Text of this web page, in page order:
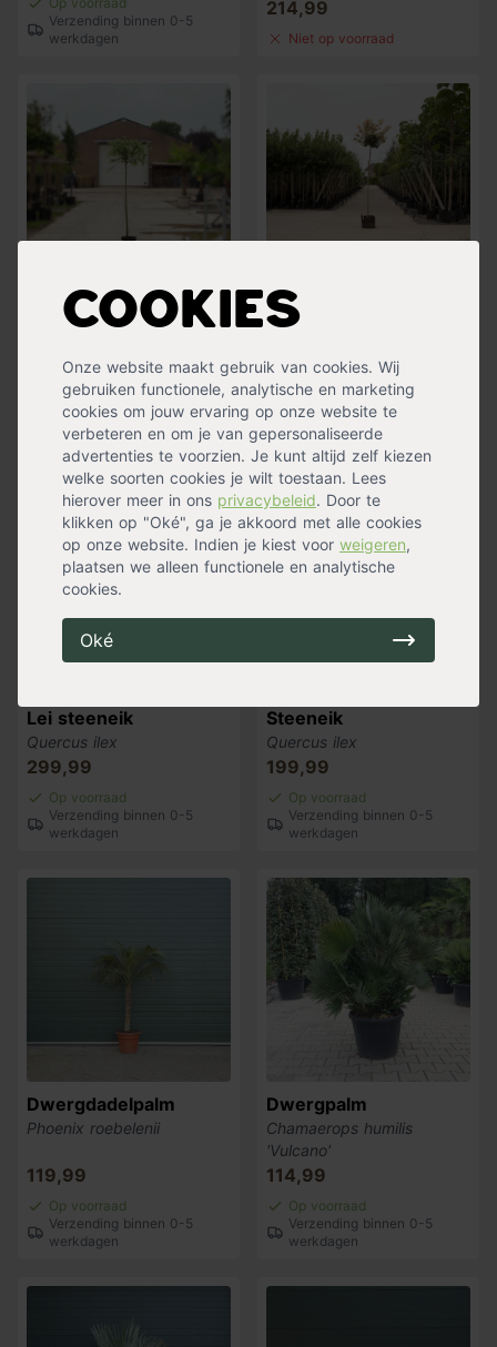
Cookies
Onze website maakt gebruik van cookies. Wij
gebruiken functionele, analytische en marketing
cookies om jouw ervaring op onze website te
verbeteren en om je van gepersonaliseerde
advertenties te voorzien. Je kunt altijd zelf kiezen
welke soorten cookies je wilt toestaan. Lees
hierover meer in ons privacybeleid. Door te
klikken op "Oké", ga je akkoord met alle cookies
op onze website. Indien je kiest voor weigeren,
plaatsen we alleen functionele en analytische
cookies.
Oké
Verzending binnen 0-5
werkdagen
214,99
Niet op voorraad
Bonte wilg op stam
Salix integra 'Hakuro-
64,99
Op voorraad
Verzending binnen 0-5
werkdagen
Gele bol esdoorn
Acer pseudoplatanus
134,99
Op voorraad
Verzending binnen 0-5
werkdagen
Lei steeneik
Quercus ilex
299,99
Op voorraad
Verzending binnen 0-5
werkdagen
Populair
Steeneik
Quercus ilex
199,99
Op voorraad
Verzending binnen 0-5
werkdagen
Dwergdadelpalm
Phoenix roebelenii
119,99
Op voorraad
Verzending binnen 0-5
werkdagen
Dwergpalm
Chamaerops humilis
'Vulcano'
114,99
Op voorraad
Verzending binnen 0-5
werkdagen